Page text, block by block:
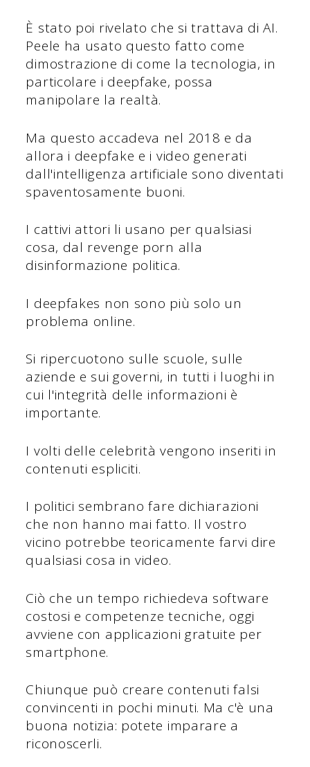
È stato poi rivelato che si trattava di AI.
Peele ha usato questo fatto come
dimostrazione di come la tecnologia, in
particolare i deepfake, possa
manipolare la realtà.
Ma questo accadeva nel 2018 e da
allora i deepfake e i video generati
dall'intelligenza artificiale sono diventati
spaventosamente buoni.
I cattivi attori li usano per qualsiasi
cosa, dal revenge porn alla
disinformazione politica.
I deepfakes non sono più solo un
problema online.
Si ripercuotono sulle scuole, sulle
aziende e sui governi, in tutti i luoghi in
cui l'integrità delle informazioni è
importante.
I volti delle celebrità vengono inseriti in
contenuti espliciti.
I politici sembrano fare dichiarazioni
che non hanno mai fatto. Il vostro
vicino potrebbe teoricamente farvi dire
qualsiasi cosa in video.
Ciò che un tempo richiedeva software
costosi e competenze tecniche, oggi
avviene con applicazioni gratuite per
smartphone.
Chiunque può creare contenuti falsi
convincenti in pochi minuti. Ma c'è una
buona notizia: potete imparare a
riconoscerli.